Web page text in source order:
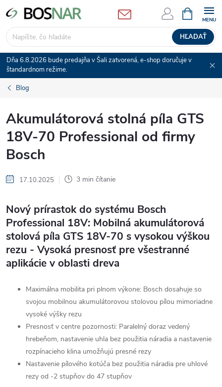
Prejsť
na
obsah
HĽADAŤ
KOŠÍK
Dňa 6.8.2026 bude predajňa v Šali zatvorená, e-shop doručuje v
štandardnom režime.
Blog
Akumulátorová stolná píla GTS
18V-70 Professional od firmy
Bosch
17.10.2025 3 min čítanie
Nový prírastok do systému Bosch
Professional 18V: Mobilná akumulátorová
stolová píla GTS 18V-70 s vysokou výškou
rezu - Vysoká presnosť pre všestranné
aplikácie v oblasti dreva
Maximálna mobilita pri plnom výkone: Bosch dosahuje so
svojou mobilnou akumulátorovou stolovou pílou mimoriadne
vysoké výšky rezu
Presnosť v centre pozornosti: Paralelný doraz vedený
hrebeňom, nastavenie uhla bez použitia náradia a nastavenie
rozpínacieho klina umožňujú presné rezy
Nastavenie pílového kotúča bez použitia náradia pre uhlové
rezy od -2 stupňov do 47 stupňov